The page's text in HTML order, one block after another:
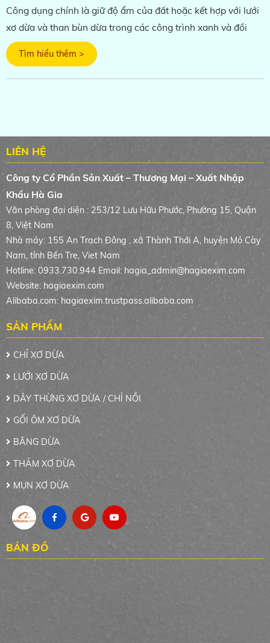
Công dụng chính là giữ độ ẩm của đất hoặc kết hợp với lưới
xơ dừa và than bùn dừa trong các công trình xanh và đồi
Tìm hiểu thêm >
LIÊN HỆ
Công ty Cổ Phần Sản Xuất – Thương Mại – Xuất Nhập
Khẩu Hà Gia
Văn phòng đại diện : 253/12 Lưu Hữu Phước, Phường 15, Quận
8, Việt Nam
Nhà máy: 155 An Trạch Đông , xã Thành Thới A, huyện Mỏ Cày
Nam, tỉnh Bến Tre, Viet Nam
Hotline: 0933.730.944 Email: hagia_admin@hagiaexim.com
Website: hagiaexim.com
Alibaba.com: hagiaexim.trustpass.alibaba.com
SẢN PHẨM
CHỈ XƠ DỪA
LƯỚI XƠ DỪA
DÂY THỪNG XƠ DỪA / CHỈ NỒI
GỐI ÔM XƠ DỪA
BĂNG DỪA
THẢM XƠ DỪA
MỤN XƠ DỪA
BẢN ĐỒ